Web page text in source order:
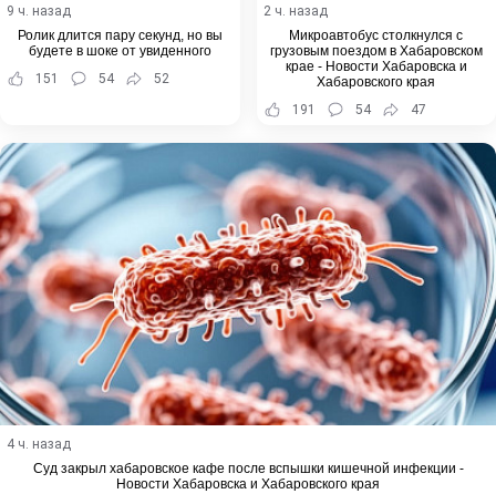
9 ч. назад
Ролик длится пару секунд, но вы
будете в шоке от увиденного
151
54 52
2 ч. назад
Микроавтобус столкнулся с
грузовым поездом в Хабаровском
крае - Новости Хабаровска и
Хабаровского края
191
54 47
4 ч. назад
Суд закрыл хабаровское кафе после вспышки кишечной инфекции -
Новости Хабаровска и Хабаровского края